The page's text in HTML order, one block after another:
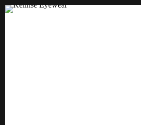
Salta